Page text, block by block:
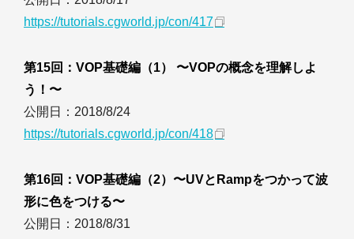
https://tutorials.cgworld.jp/con/417
第15回：VOP基礎編（1） 〜VOPの概念を理解しよ
う！〜
公開日：2018/8/24
https://tutorials.cgworld.jp/con/418
第16回：VOP基礎編（2）〜UVとRampをつかって波
形に色をつける〜
公開日：2018/8/31